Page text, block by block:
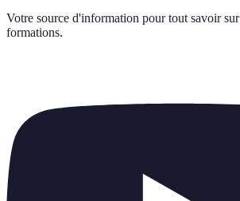
Votre source d'information pour tout savoir sur
formations.